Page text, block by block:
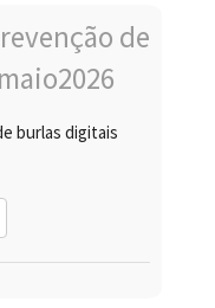
burlas digitais